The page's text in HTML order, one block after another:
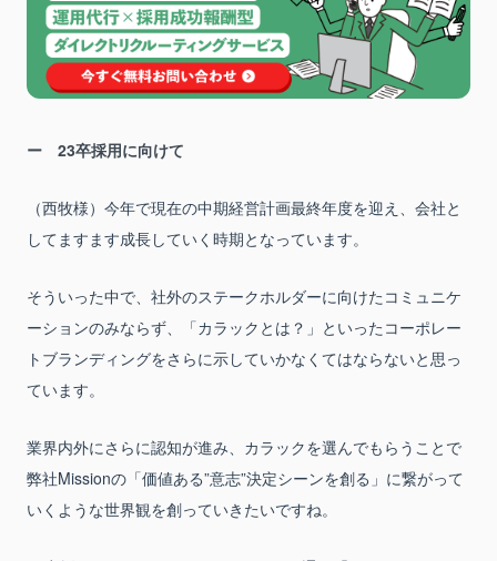
23卒採用に向けて
（西牧様）今年で現在の中期経営計画最終年度を迎え、会社と
してますます成長していく時期となっています。
そういった中で、社外のステークホルダーに向けたコミュニケ
ーションのみならず、「カラックとは？」といったコーポレー
トブランディングをさらに示していかなくてはならないと思っ
ています。
業界内外にさらに認知が進み、カラックを選んでもらうことで
弊社Missionの「価値ある”意志”決定シーンを創る」に繋がって
いくような世界観を創っていきたいですね。